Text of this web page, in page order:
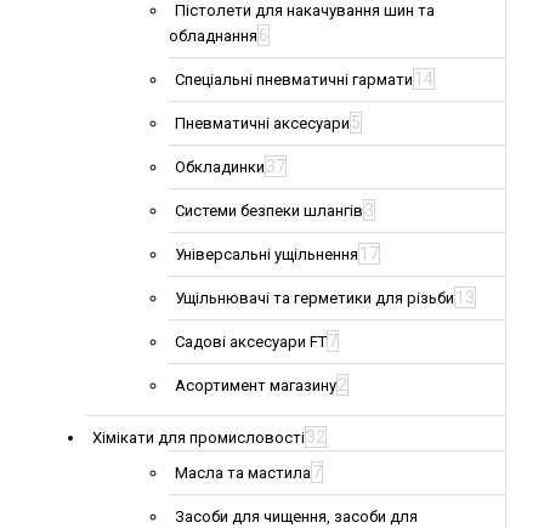
Пістолети для накачування шин та
обладнання 6
Спеціальні пневматичні гармати 14
Пневматичні аксесуари 5
Обкладинки 37
Системи безпеки шлангів 3
Універсальні ущільнення 17
Ущільнювачі та герметики для різьби 13
Садові аксесуари FT7
Асортимент магазину2
Хімікати для промисловості32
Масла та мастила7
Засоби для чищення, засоби для